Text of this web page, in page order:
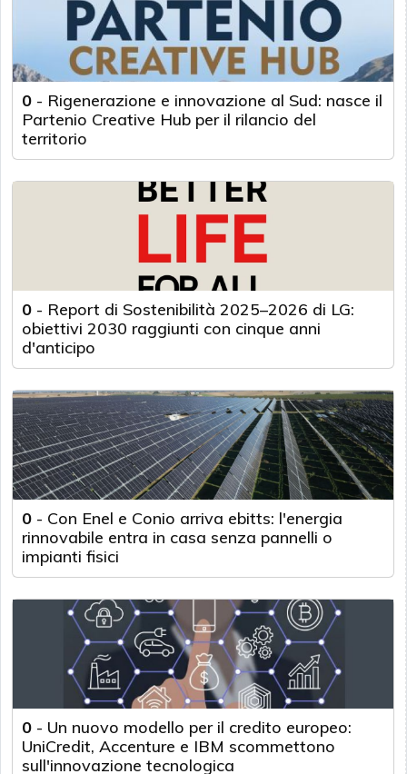
0 - Rigenerazione e innovazione al Sud: nasce il
Partenio Creative Hub per il rilancio del
territorio
0 - Report di Sostenibilità 2025–2026 di LG:
obiettivi 2030 raggiunti con cinque anni
d'anticipo
0 - Con Enel e Conio arriva ebitts: l'energia
rinnovabile entra in casa senza pannelli o
impianti fisici
0 - Un nuovo modello per il credito europeo:
UniCredit, Accenture e IBM scommettono
sull'innovazione tecnologica